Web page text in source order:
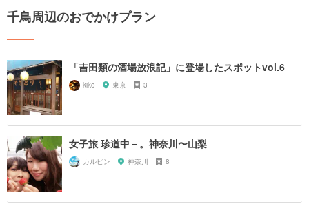
千鳥周辺のおでかけプラン
「吉田類の酒場放浪記」に登場したスポットvol.6
kiko 東京 3
女子旅 珍道中－。神奈川〜山梨
カルピン 神奈川 8